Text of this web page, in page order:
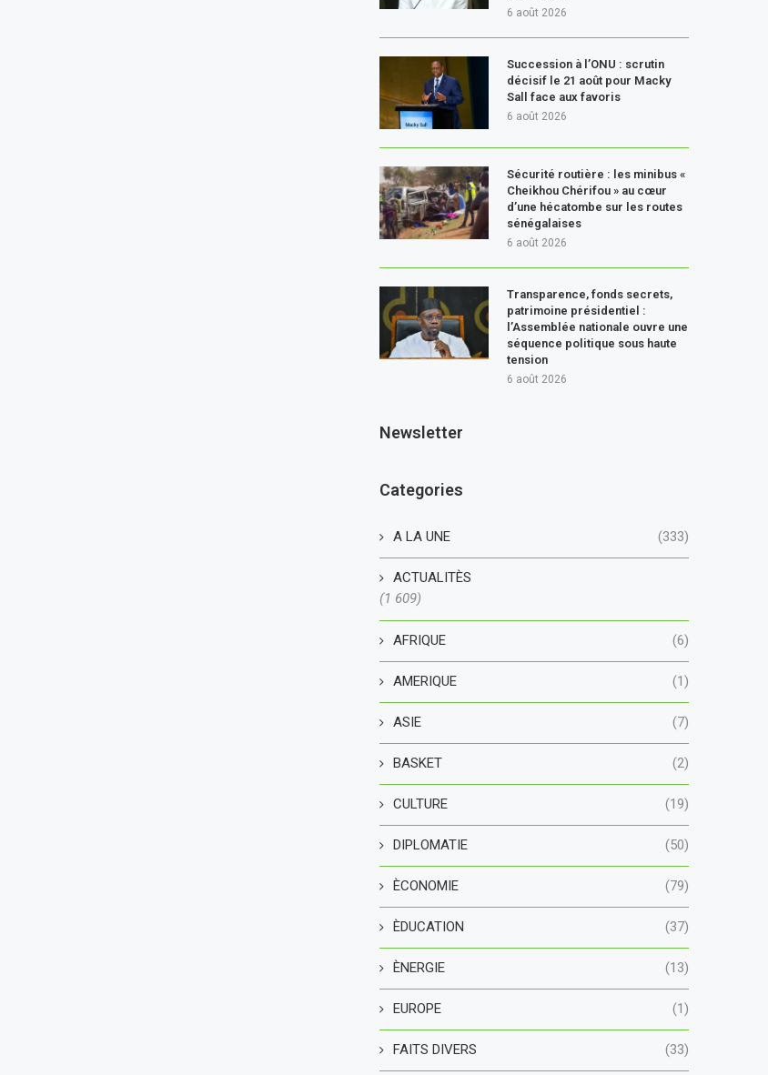
6 août 2026
Succession à l’ONU : scrutin
décisif le 21 août pour Macky
Sall face aux favoris
6 août 2026
Sécurité routière : les minibus «
Cheikhou Chérifou » au cœur
d’une hécatombe sur les routes
sénégalaises
6 août 2026
Transparence, fonds secrets,
patrimoine présidentiel :
l’Assemblée nationale ouvre une
séquence politique sous haute
tension
6 août 2026
Newsletter
Categories
A LA UNE (333)
ACTUALITÈS
(1 609)
AFRIQUE (6)
AMERIQUE (1)
ASIE (7)
BASKET (2)
CULTURE (19)
DIPLOMATIE (50)
ÈCONOMIE (79)
ÈDUCATION (37)
ÈNERGIE (13)
EUROPE (1)
FAITS DIVERS (33)